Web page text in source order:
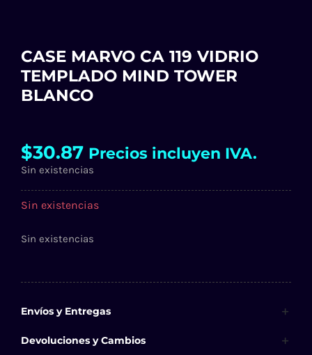
CASE MARVO CA 119 VIDRIO
TEMPLADO MIND TOWER
BLANCO
$30.87 Precios incluyen IVA.
Sin existencias
Sin existencias
Sin existencias
Envíos y Entregas
Devoluciones y Cambios